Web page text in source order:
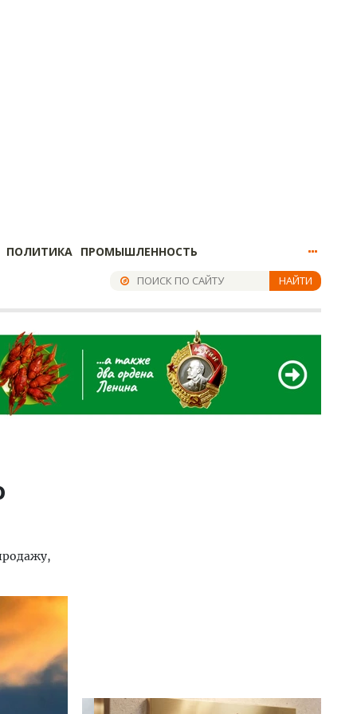
ПОЛИТИКА ПРОМЫШЛЕННОСТЬ
НАЙТИ